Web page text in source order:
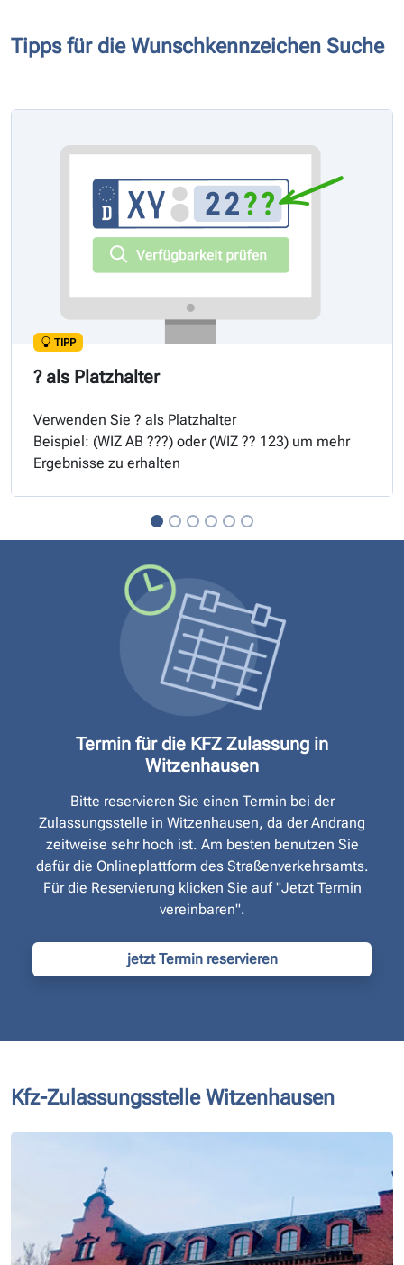
Tipps für die Wunschkennzeichen Suche
TIPP
? als Platzhalter
Verwenden Sie ? als Platzhalter
Beispiel: (WIZ AB ???) oder (WIZ ?? 123) um mehr
Ergebnisse zu erhalten
Termin für die KFZ Zulassung in
Witzenhausen
Bitte reservieren Sie einen Termin bei der
Zulassungsstelle in Witzenhausen, da der Andrang
zeitweise sehr hoch ist. Am besten benutzen Sie
dafür die Onlineplattform des Straßen­verkehrsamts.
Für die Reservierung klicken Sie auf "Jetzt Termin
vereinbaren".
jetzt Termin reservieren
Kfz-Zulassungsstelle Witzenhausen